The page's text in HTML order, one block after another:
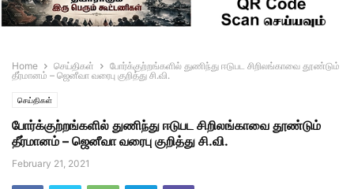
Home செய்திகள்
போர்க்குற்றங்களில் துணிந்து ஈடுபட சிறிலங்காவை தூண்டும்
தீர்மானம் – ஜெனீவா வரைபு குறித்து சி.வி.
செய்திகள்
போர்க்குற்றங்களில் துணிந்து ஈடுபட சிறிலங்காவை தூண்டும்
தீர்மானம் – ஜெனீவா வரைபு குறித்து சி.வி.
February 21, 2021